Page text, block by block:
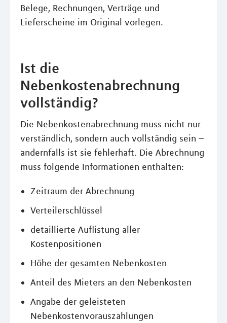
Belege, Rechnungen, Verträge und
Lieferscheine im Original vorlegen.
Ist die
Nebenkostenabrechnung
vollständig?
Die Nebenkostenabrechnung muss nicht nur
verständlich, sondern auch vollständig sein –
andernfalls ist sie fehlerhaft. Die Abrechnung
muss folgende Informationen enthalten:
Zeitraum der Abrechnung
Verteilerschlüssel
detaillierte Auflistung aller
Kostenpositionen
Höhe der gesamten Nebenkosten
Anteil des Mieters an den Nebenkosten
Angabe der geleisteten
Nebenkostenvorauszahlungen